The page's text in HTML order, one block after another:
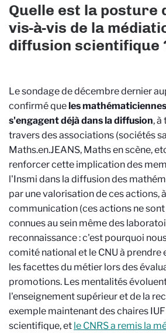
Quelle est la posture
vis-à-vis de la
diffusion scientifique
Le sondage de décembre dernier
confirmé que les
s'engagent déjà dans la diffusion,
travers des associations (sociétés
Maths.en.JEANS, Maths en scène,
renforcer cette implication des
l'Insmi dans la diffusion des
par une valorisation de ces actions,
communication (ces actions ne
connues au sein même des
reconnaissance : c'est pourquoi
comité national et le CNU à
les facettes du métier lors des
promotions. Les mentalités
l'enseignement supérieur et de la
exemple maintenant des chaires
scientifique, et le CNRS a remis la